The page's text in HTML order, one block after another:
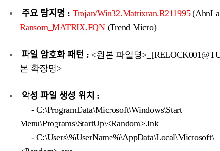
주요 탐지명 : Trojan/Win32.Matrixran.R211995
Ransom_MATRIX.FQN(Trend Micro)
파일 암호화 패턴 : <원본 파일명
본 확장명>
악성 파일 생성 위치 :
- C:\ProgramData\Microsoft\Windows\Start
Menu\Programs\StartUp\<Random>.lnk
- C:\Users\%UserName%\AppData\Local\Microsoft\